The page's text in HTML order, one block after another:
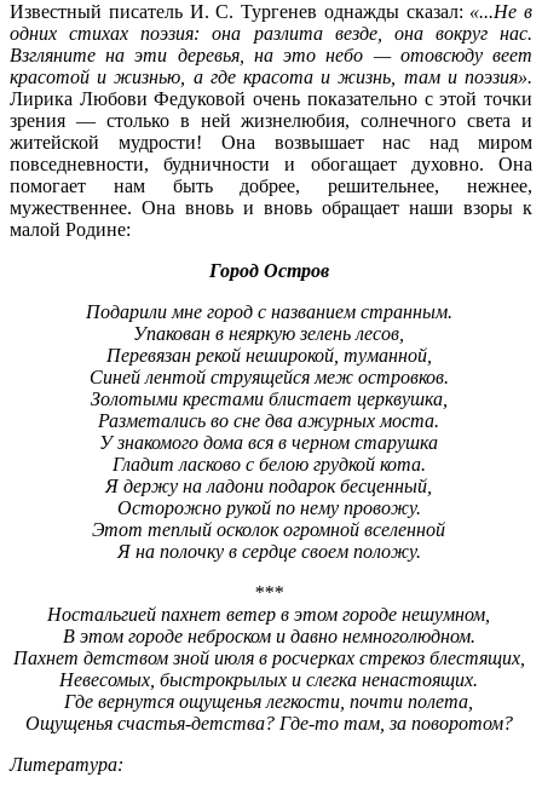
Известный писатель И. С. Тургенев однажды сказал: «...Не в
одних стихах поэзия: она разлита везде, она вокруг нас.
Взгляните на эти деревья, на это небо — отовсюду веет
красотой и жизнью, а где красота и жизнь, там и поэзия».
Лирика Любови Федуковой очень показательно с этой точки
зрения — столько в ней жизнелюбия, солнечного света и
житейской мудрости! Она возвышает нас над миром
повседневности, будничности и обогащает духовно. Она
помогает нам быть добрее, решительнее, нежнее,
мужественнее. Она вновь и вновь обращает наши взоры к
малой Родине:
Город Остров
Подарили мне город с названием странным.
Упакован в неяркую зелень лесов,
Перевязан рекой неширокой, туманной,
Синей лентой струящейся меж островков.
Золотыми крестами блистает церквушка,
Разметались во сне два ажурных моста.
У знакомого дома вся в черном старушка
Гладит ласково с белою грудкой кота.
Я держу на ладони подарок бесценный,
Осторожно рукой по нему провожу.
Этот теплый осколок огромной вселенной
Я на полочку в сердце своем положу.
***
Ностальгией пахнет ветер в этом городе нешумном,
В этом городе неброском и давно немноголюдном.
Пахнет детством зной июля в росчерках стрекоз блестящих,
Невесомых, быстрокрылых и слегка ненастоящих.
Где вернутся ощущенья легкости, почти полета,
Ощущенья счастья-детства? Где-то там, за поворотом?
Литература: